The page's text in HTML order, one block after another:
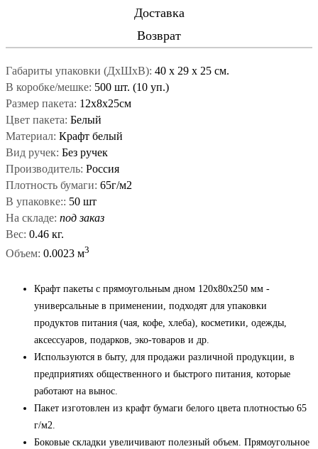
Доставка
Возврат
Габариты упаковки (ДxШxВ): 40 x 29 x 25 см.
В коробке/мешке: 500 шт. (10 уп.)
Размер пакета: 12х8х25см
Цвет пакета: Белый
Материал: Крафт белый
Вид ручек: Без ручек
Производитель: Россия
Плотность бумаги: 65г/м2
В упаковке:: 50 шт
На складе: под заказ
Вес: 0.46 кг.
Объем: 0.0023 м3
Крафт пакеты с прямоугольным дном 120x80x250 мм -
универсальные в применении, подходят для упаковки
продуктов питания (чая, кофе, хлеба), косметики, одежды,
аксессуаров, подарков, эко-товаров и др.
Используются в быту, для продажи различной продукции, в
предприятиях общественного и быстрого питания, которые
работают на вынос.
Пакет изготовлен из крафт бумаги белого цвета плотностью 65
г/м2.
Боковые складки увеличивают полезный объем. Прямоугольное